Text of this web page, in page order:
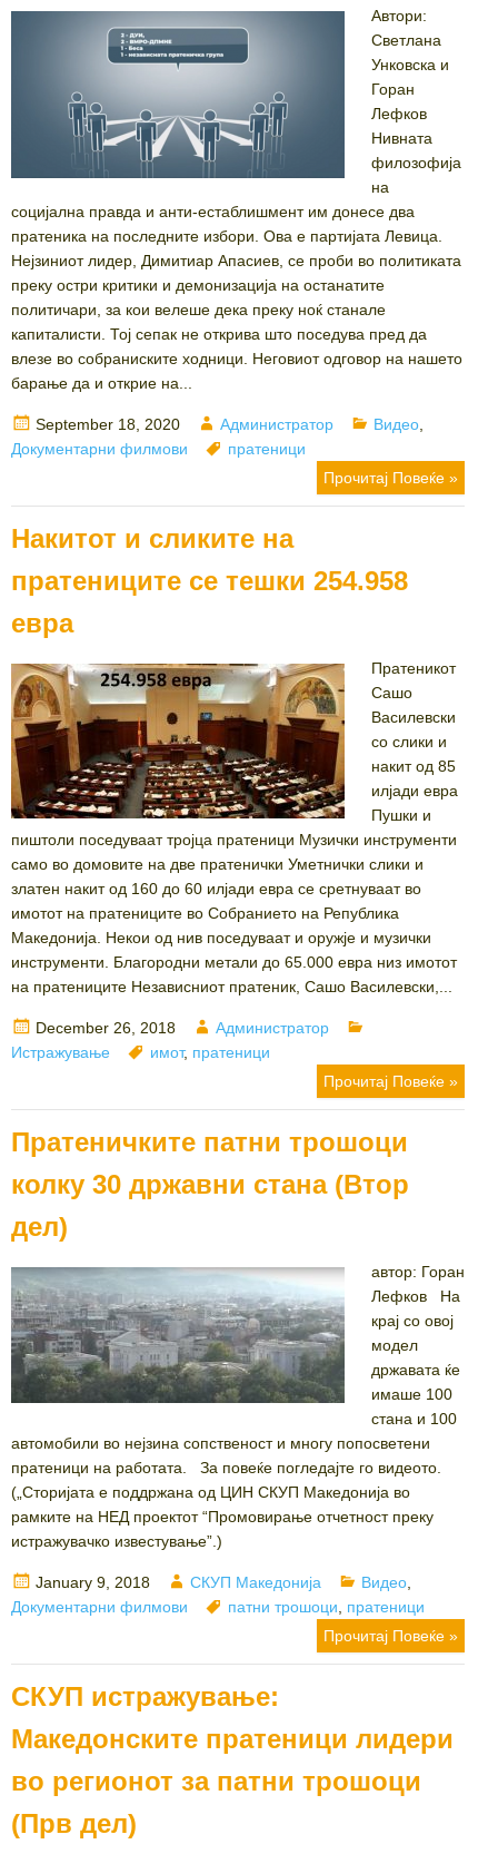
Автори:
Светлана
Унковска и
Горан
Лефков
Нивната
филозофија
на
социјална правда и анти-естаблишмент им донесе два
пратеника на последните избори. Ова е партијата Левица.
Нејзиниот лидер, Димитиар Апасиев, се проби во политиката
преку остри критики и демонизација на останатите
политичари, за кои велеше дека преку ноќ станале
капиталисти. Тој сепак не открива што поседува пред да
влезе во собраниските ходници. Неговиот одговор на нашето
барање да и открие на...
Posted
on
September 18, 2020 Author
Администратор Categories
Видео
Документарни филмови
Tags
пратеници
Прочитај Повеќе »
Накитот и сликите на
пратениците се тешки 254.958
евра
Пратеникот
Сашо
Василевски
со слики и
накит од 85
илјади евра
Пушки и
пиштоли поседуваат тројца пратеници Музички инструменти
само во домовите на две пратенички Уметнички слики и
златен накит од 160 до 60 илјади евра се сретнуваат во
имотот на пратениците во Собранието на Република
Македонија. Некои од нив поседуваат и оружје и музички
инструменти. Благородни метали до 65.000 евра низ имотот
на пратениците Независниот пратеник, Сашо Василевски,...
Posted
on
December 26, 2018 Author
Администратор
Истражување
Tags
имот, пратеници
Прочитај Повеќе »
Пратеничките патни трошоци
колку 30 државни стана (Втор
дел)
автор: Горан
Лефков На
крај со овој
модел
државата ќе
имаше 100
стана и 100
автомобили во нејзина сопственост и многу попосветени
пратеници на работата. За повеќе погледајте го видеото.
(„Сторијата е поддржана од ЦИН СКУП Македонија во
рамките на НЕД проектот “Промовирање отчетност преку
истражувачко известување”.)
Posted
on
January 9, 2018 Author
СКУП Македонија Categories
Видео
Документарни филмови
Tags
патни трошоци
пратеници
Прочитај Повеќе »
СКУП истражување:
Македонските пратеници лидери
во регионот за патни трошоци
(Прв дел)